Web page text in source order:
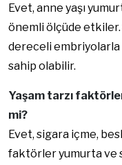
Evet, anne yaşı
önemli ölçüde etkiler.
dereceli embriyolarla
sahip olabilir.
Yaşam tarzı
mi?
Evet, sigara içme,
faktörler yumurta ve